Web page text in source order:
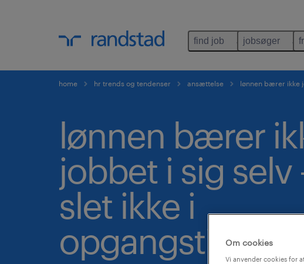
find job jobsøger
home hr trends og tendenser ansættelse lønnen bærer ikke
lønnen bærer
jobbet i sig selv
slet ikke i
opgangstider
Om cookies
Vi anvender cookies for